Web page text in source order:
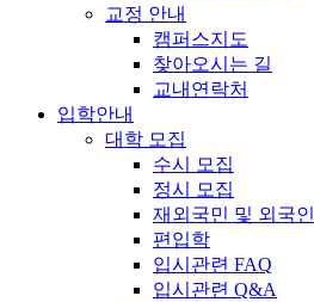
교정 안내
캠퍼스지도
찾아오시는 길
교내연락처
입학안내
대학 모집
수시 모집
정시 모집
재외국민 및 외국인
편입학
입시관련 FAQ
입시관련 Q&A